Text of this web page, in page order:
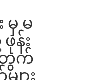
မ
န်း
တွက်
ျား